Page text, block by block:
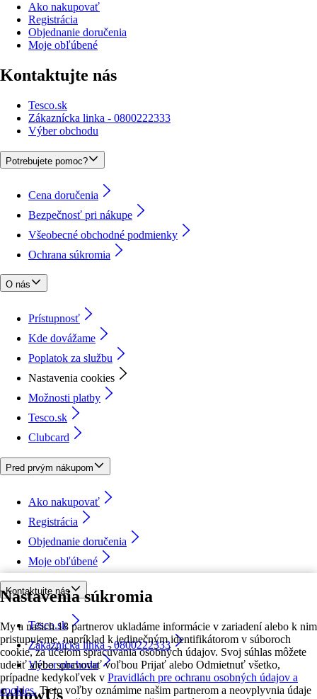
Nastavenia súkromia
My a našich 18 partnerov ukladáme informácie v zariadení alebo k nim
pristupujeme, napríklad k jedinečným identifikátorom v súboroch
cookie, za účelom spracúvania osobných údajov. Svoj súhlas môžete
udeliť alebo spravovať voľbou Prijať alebo Odmietnuť všetko,
prípadne kedykoľvek v Pravidlách pre ochranu osobných údajov a
cookies. Tieto voľby oznámime našim partnerom a neovplyvnia údaje
Ako nakupovať
Registrácia
Objednanie doručenia
Moje obľúbené
Kontaktujte nás
Tesco.sk
Zákaznícka linka - 0800222333
Výber obchodu
Potrebujete pomoc?
Cena doručenia
Bezpečnosť pri nákupe
Všeobecné obchodné podmienky
Ochrana súkromia
O nás
Prístupnosť
Kde dovážame
Poplatok za službu
Nastavenia cookies
Možnosti platby
Tesco.sk
Clubcard
Pred prvým nákupom
Ako nakupovať
Registrácia
Objednanie doručenia
Moje obľúbené
Kontaktujte nás
Tesco.sk
Zákaznícka linka - 0800222333
Výber obchodu
followUs